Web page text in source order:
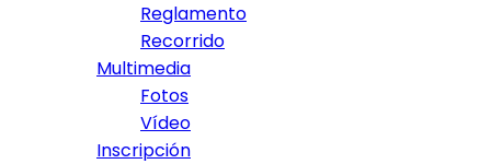
Reglamento
Recorrido
Multimedia
Fotos
Vídeo
Inscripción